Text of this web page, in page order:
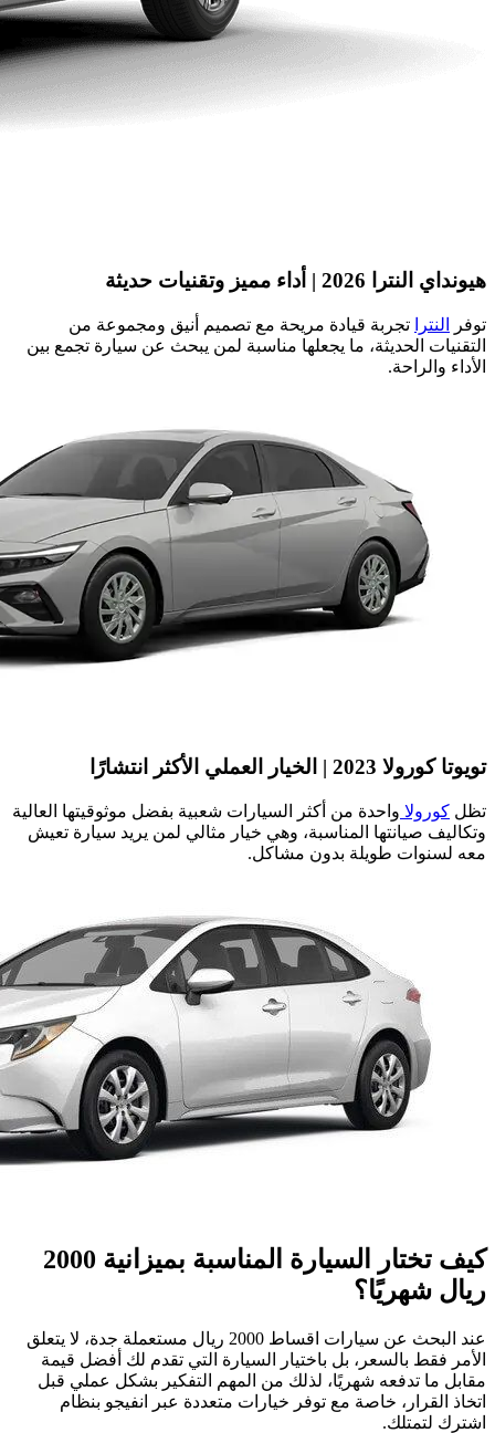
هيونداي النترا 2026 | أداء مميز وتقنيات حديثة
توفر النترا
تجربة قيادة مريحة مع تصميم أنيق ومجموعة من
التقنيات الحديثة، ما يجعلها مناسبة لمن يبحث عن سيارة تجمع بين
الأداء والراحة.
تويوتا كورولا 2023 | الخيار العملي الأكثر انتشارًا
تظل كورولا واحدة من أكثر السيارات شعبية بفضل موثوقيتها العالية
وتكاليف صيانتها المناسبة، وهي خيار مثالي لمن يريد سيارة تعيش
معه لسنوات طويلة بدون مشاكل.
كيف تختار السيارة المناسبة بميزانية 2000
ريال شهريًا؟
عند البحث عن سيارات اقساط 2000 ريال مستعملة جدة، لا يتعلق
الأمر فقط بالسعر، بل باختيار السيارة التي تقدم لك أفضل قيمة
مقابل ما تدفعه شهريًا، لذلك من المهم التفكير بشكل عملي قبل
اتخاذ القرار، خاصة مع توفر خيارات متعددة عبر انفيجو بنظام
اشترك لتمتلك.